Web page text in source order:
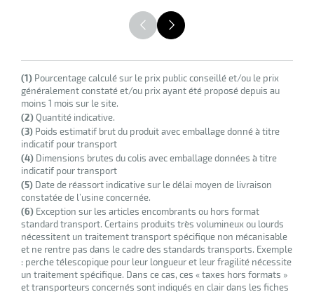
(1) Pourcentage calculé sur le prix public conseillé et/ou le prix
généralement constaté et/ou prix ayant été proposé depuis au
moins 1 mois sur le site.
(2)Quantité indicative.
(3) Poids estimatif brut du produit avec emballage donné à titre
indicatif pour transport
(4) Dimensions brutes du colis avec emballage données à titre
indicatif pour transport
(5) Date de réassort indicative sur le délai moyen de livraison
constatée de l’usine concernée.
(6) Exception sur les articles encombrants ou hors format
standard transport. Certains produits très volumineux ou lourds
nécessitent un traitement transport spécifique non mécanisable
et ne rentre pas dans le cadre des standards transports. Exemple
: perche télescopique pour leur longueur et leur fragilité nécessite
un traitement spécifique. Dans ce cas, ces « taxes hors formats »
et transporteurs concernés sont indiqués en clair dans les fiches